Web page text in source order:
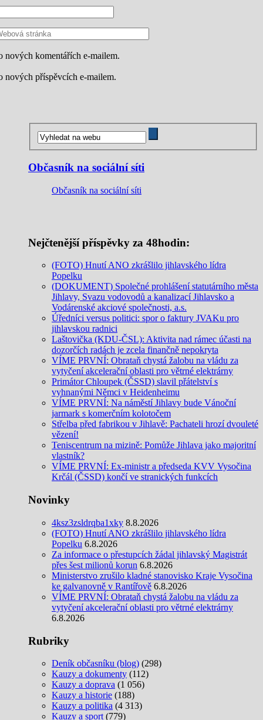
nových komentářích e-mailem.
nových příspěvcích e-mailem.
Občasník na sociální síti
Občasník na sociální síti
Nejčtenější příspěvky za 48hodin:
(FOTO) Hnutí ANO zkrášlilo jihlavského lídra
Popelku
(DOKUMENT) Společné prohlášení statutárního města
Jihlavy, Svazu vodovodů a kanalizací Jihlavsko a
Vodárenské akciové společnosti, a.s.
Úředníci versus politici: spor o faktury JVAKu pro
jihlavskou radnici
Laštovička (KDU-ČSL): Aktivita nad rámec účasti na
dozorčích radách je zcela finančně nepokryta
VÍME PRVNÍ: Obrataň chystá žalobu na vládu za
vytyčení akcelerační oblasti pro větrné elektrárny
Primátor Chloupek (ČSSD) slavil přátelství s
vyhnanými Němci v Heidenheimu
VÍME PRVNÍ: Na náměstí Jihlavy bude Vánoční
jarmark s komerčním kolotočem
Střelba před fabrikou v Jihlavě: Pachateli hrozí dvouleté
vězení!
Teniscentrum na mizině: Pomůže Jihlava jako majoritní
vlastník?
VÍME PRVNÍ: Ex-ministr a předseda KVV Vysočina
Krčál (ČSSD) končí ve stranických funkcích
Novinky
4ksz3zsldrqba1xky 8.8.2026
(FOTO) Hnutí ANO zkrášlilo jihlavského lídra
Popelku 6.8.2026
Za informace o přestupcích žádal jihlavský Magistrát
přes šest milionů korun 6.8.2026
Ministerstvo zrušilo kladné stanovisko Kraje Vysočina
ke galvanovně v Rantířově 6.8.2026
VÍME PRVNÍ: Obrataň chystá žalobu na vládu za
vytyčení akcelerační oblasti pro větrné elektrárny
6.8.2026
Rubriky
Deník občasníku (blog) (298)
Kauzy a dokumenty (112)
Kauzy a doprava (1 056)
Kauzy a historie (188)
Kauzy a politika (4 313)
Kauzy a sport (779)